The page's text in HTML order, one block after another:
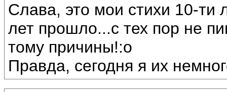
Слава, это мои стихи 10-ти
лет прошло...с тех пор не
тому причины!:o
Правда, сегодня я их